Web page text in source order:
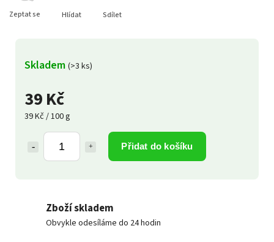
39 Kč
39 Kč / 100 g
Přidat do košíku
Skladem (>3 ks)
Zeptat se Hlídat Sdílet
Zboží skladem
Obvykle odesíláme do 24 hodin